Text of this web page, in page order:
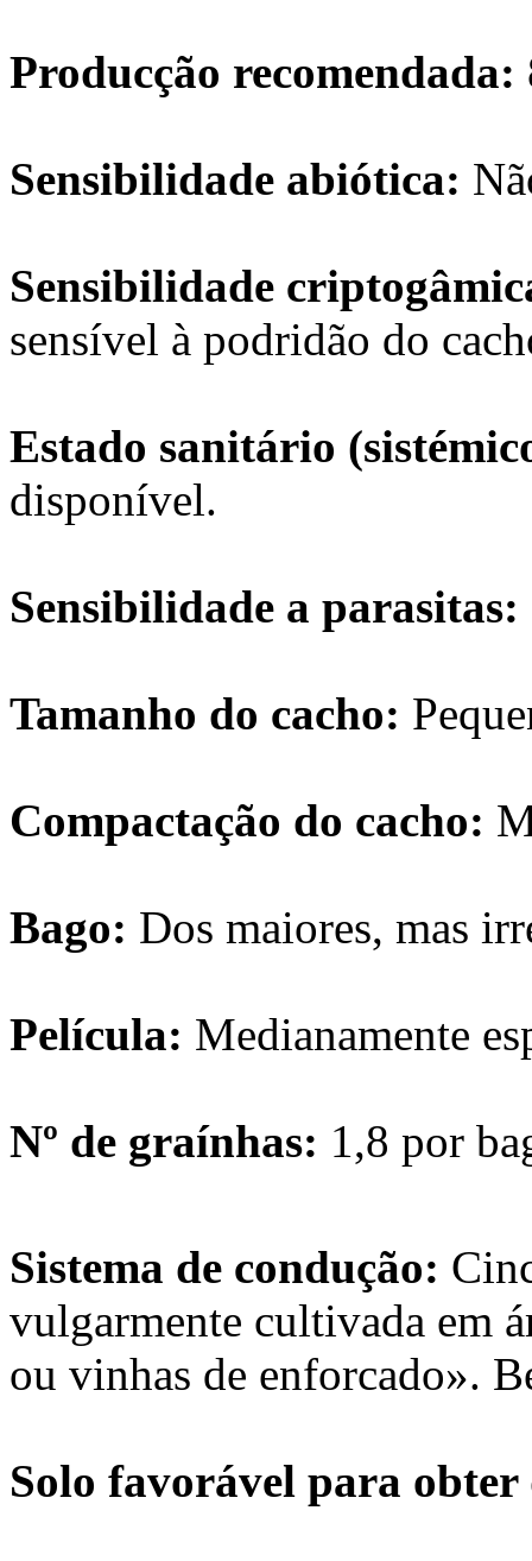
Producção recomendada:
Sensibilidade abiótica:
Sensibilidade
sensível à podridão do
Estado sanitário
disponível.
Sensibilidade a parasitas:
Tamanho do cacho:
Compactação do cacho:
Bago: Dos maiores, mas
Película: Medianamente
Nº de graínhas: 1,8 por
Sistema de condução:
vulgarmente cultivada em
ou vinhas de enforcado».
Solo favorável para